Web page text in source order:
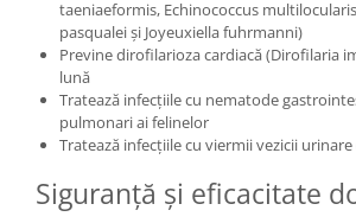
taeniaeformis, Echinococcus
pasqualei și Joyeuxiella fuhrmanni)
Previne dirofilarioza cardiacă (Dirofilaria
lună
Tratează infecțiile cu nematode
pulmonari ai felinelor
Tratează infecțiile cu viermii vezicii urinare
Siguranță și eficacitate